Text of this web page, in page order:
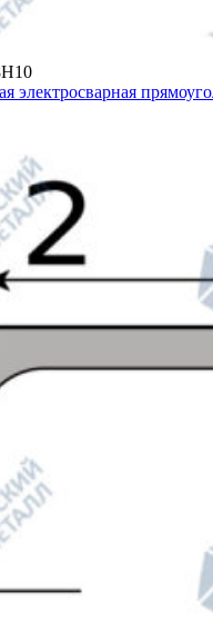
электросварная